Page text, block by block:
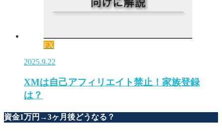
FX
2025.9.22
XMは自己アフィリエイト禁止！家族登録
は？
資金1万円→3ヶ月後どうなる？